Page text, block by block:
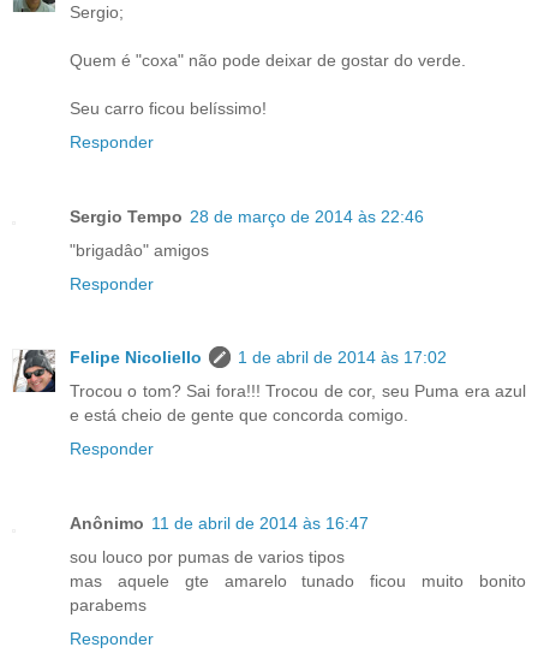
Sergio;
Quem é "coxa" não pode deixar de gostar do verde.
Seu carro ficou belíssimo!
Responder
Sergio Tempo 28 de março de 2014 às 22:46
"brigadâo" amigos
Responder
Felipe Nicoliello
1 de abril de 2014 às 17:02
Trocou o tom? Sai fora!!! Trocou de cor, seu Puma era azul
e está cheio de gente que concorda comigo.
Responder
Anônimo 11 de abril de 2014 às 16:47
sou louco por pumas de varios tipos
mas aquele gte amarelo tunado ficou muito bonito
parabems
Responder